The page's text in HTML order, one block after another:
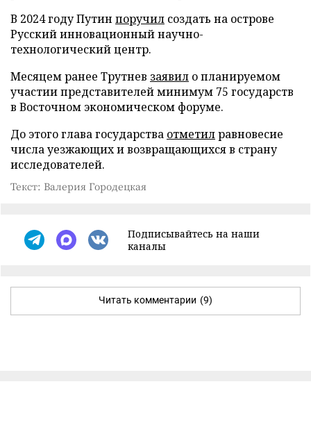
В 2024 году Путин поручил создать на острове
Русский инновационный научно-
технологический центр.
Месяцем ранее Трутнев заявил о планируемом
участии представителей минимум 75 государств
в Восточном экономическом форуме.
До этого глава государства отметилравновесие
числа уезжающих и возвращающихся в страну
исследователей.
Текст: Валерия Городецкая
Подписывайтесь на наши
каналы
Читать комментарии (9)